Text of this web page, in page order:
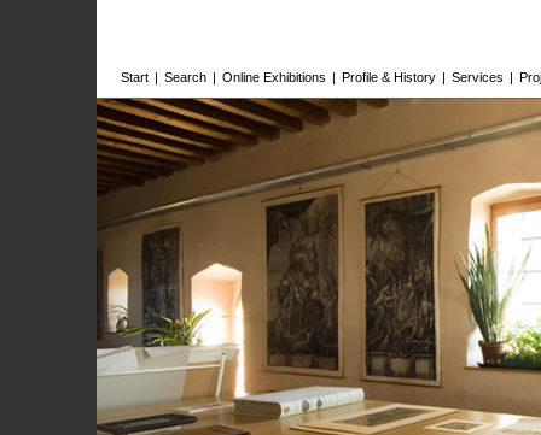
Start | Search | Online Exhibitions | Profile & History | Services |